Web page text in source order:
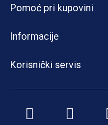
Pomoć pri kupovini
Informacije
Korisnički servis